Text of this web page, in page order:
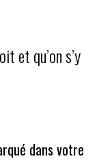
et qu’on s’y
dans votre